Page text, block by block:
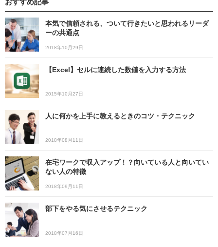
本気で信頼される、ついて行きたいと思われるリーダ
ーの共通点
2018年10月29日
【Excel】セルに連続した数値を入力する方法
2015年10月27日
人に何かを上手に教えるときのコツ・テクニック
2018年08月11日
在宅ワークで収入アップ！？向いている人と向いてい
ない人の特徴
2018年09月11日
部下をやる気にさせるテクニック
2018年07月16日